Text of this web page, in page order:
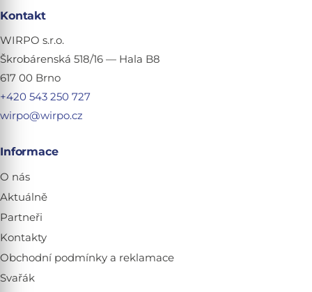
Kontakt
WIRPO s.r.o.
Škrobárenská 518/16 — Hala B8
617 00 Brno
+420 543 250 727
wirpo@wirpo.cz
Informace
O nás
Aktuálně
Partneři
Kontakty
Obchodní podmínky a reklamace
Svařák